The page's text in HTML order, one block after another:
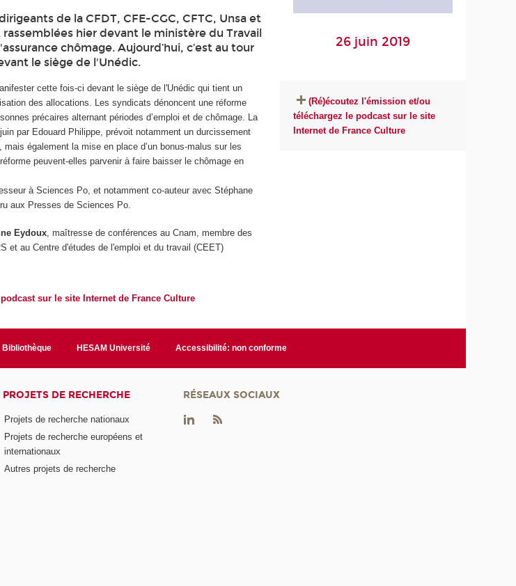
de la CFDT, CFE-CGC, CFTC, Unsa et
hier devant le ministère du Travail
chômage. Aujourd’hui, c’est au tour
le siège de l'Unédic.
cette fois-ci devant le siège de l'Unédic qui tient un
des allocations. Les syndicats dénoncent une réforme
précaires alternant périodes d’emploi et de chômage. La
par Edouard Philippe, prévoit notamment un durcissement
également la mise en place d’un bonus-malus sur les
peuvent-elles parvenir à faire baisser le chômage en
à Sciences Po, et notamment co-auteur avec Stéphane
aux Presses de Sciences Po.
Eydoux, maîtresse de conférences au Cnam, membre des
et au Centre d'études de l'emploi et du travail (CEET)
sur le site Internet de France Culture
26 juin 2019
(Ré)écoutez l'émission et/ou
téléchargez le podcast sur le site
Internet de France Culture
Bibliothèque HESAM Université Accessibilité: non conforme
PROJETS DE RECHERCHE
Projets de recherche nationaux
Projets de recherche européens et
internationaux
Autres projets de recherche
RÉSEAUX SOCIAUX